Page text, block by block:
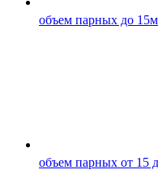
объем парных до 15м
объем парных от 15